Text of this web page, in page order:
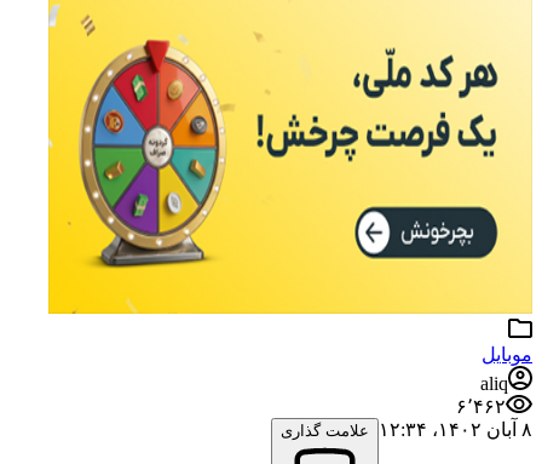
علامت گذاری